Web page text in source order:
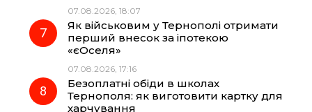
07.08.2026, 18:07
Як військовим у Тернополі отримати
перший внесок за іпотекою
«єОселя»
07.08.2026, 17:16
Безоплатні обіди в школах
Тернополя: як виготовити картку для
харчування